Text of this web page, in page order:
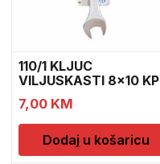
110/1 KLJUC
VILJUSKASTI 8×10 KP
7,00 KM
Dodaj u košaricu